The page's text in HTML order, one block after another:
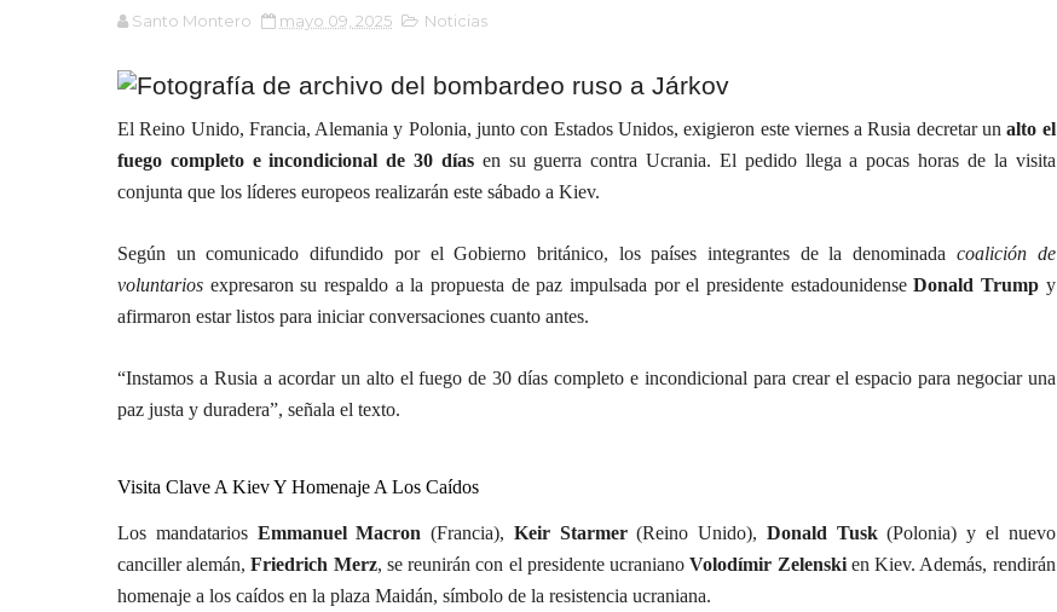
Santo Montero mayo 09, 2025 Noticias
El Reino Unido, Francia, Alemania y Polonia, junto con Estados Unidos, exigieron este viernes a Rusia decretar unalto el
fuego completo e incondicional de 30 díasen su guerra contra Ucrania. El pedido llega a pocas horas de la visita
conjunta que los líderes europeos realizarán este sábado a Kiev.
Según un comunicado difundido por el Gobierno británico, los países integrantes de la denominada coalición de
voluntarios expresaron su respaldo a la propuesta de paz impulsada por el presidente estadounidenseDonald Trumpy
afirmaron estar listos para iniciar conversaciones cuanto antes.
“Instamos a Rusia a acordar un alto el fuego de 30 días completo e incondicional para crear el espacio para negociar una
paz justa y duradera”, señala el texto.
Visita Clave A Kiev Y Homenaje A Los Caídos
Los mandatarios Emmanuel Macron (Francia), Keir Starmer(Reino Unido), Donald Tusk(Polonia) y el nuevo
canciller alemán,Friedrich Merz, se reunirán con el presidente ucranianoVolodímir Zelenskien Kiev. Además, rendirán
homenaje a los caídos en la plaza Maidán, símbolo de la resistencia ucraniana.